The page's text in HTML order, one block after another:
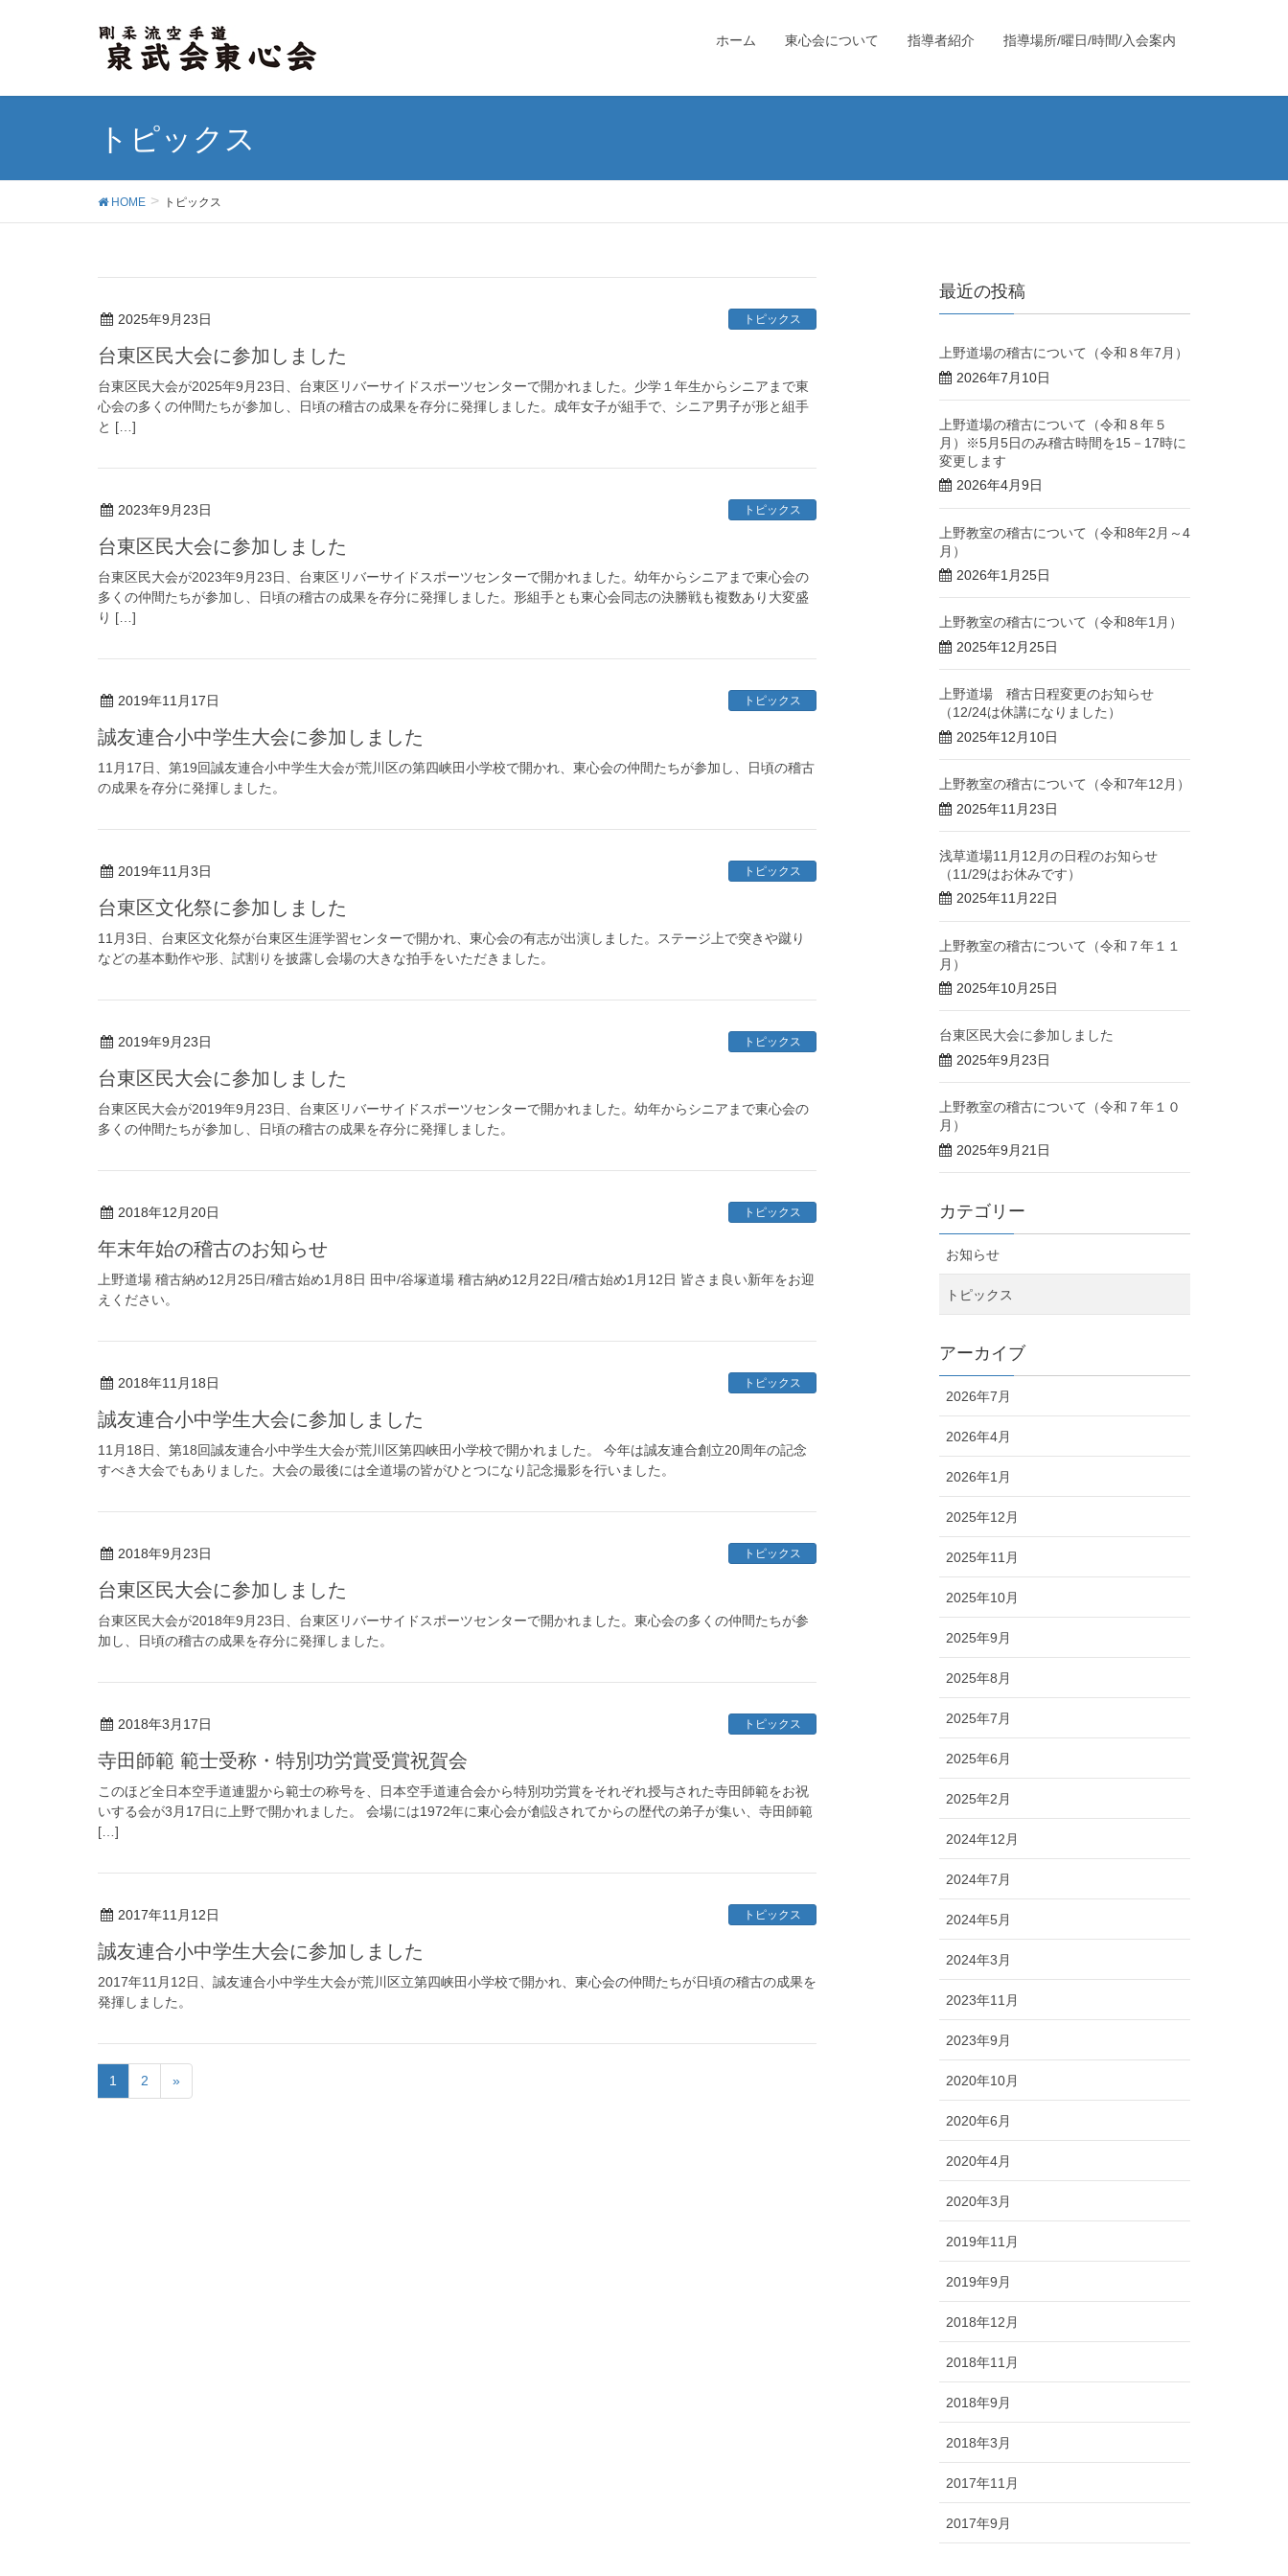
ホーム 東心会について 指導者紹介 指導場所/曜日/時間/入会案内
トピックス
HOME トピックス
2025年9月23日 トピックス
台東区民大会に参加しました
台東区民大会が2025年9月23日、台東区リバーサイドスポーツセンターで開かれました。少学１年生からシニアまで東
心会の多くの仲間たちが参加し、日頃の稽古の成果を存分に発揮しました。成年女子が組手で、シニア男子が形と組手
と […]
2023年9月23日 トピックス
台東区民大会に参加しました
台東区民大会が2023年9月23日、台東区リバーサイドスポーツセンターで開かれました。幼年からシニアまで東心会の
多くの仲間たちが参加し、日頃の稽古の成果を存分に発揮しました。形組手とも東心会同志の決勝戦も複数あり大変盛
り […]
2019年11月17日 トピックス
誠友連合小中学生大会に参加しました
11月17日、第19回誠友連合小中学生大会が荒川区の第四峡田小学校で開かれ、東心会の仲間たちが参加し、日頃の稽古
の成果を存分に発揮しました。
2019年11月3日 トピックス
台東区文化祭に参加しました
11月3日、台東区文化祭が台東区生涯学習センターで開かれ、東心会の有志が出演しました。ステージ上で突きや蹴り
などの基本動作や形、試割りを披露し会場の大きな拍手をいただきました。
2019年9月23日 トピックス
台東区民大会に参加しました
台東区民大会が2019年9月23日、台東区リバーサイドスポーツセンターで開かれました。幼年からシニアまで東心会の
多くの仲間たちが参加し、日頃の稽古の成果を存分に発揮しました。
2018年12月20日 トピックス
年末年始の稽古のお知らせ
上野道場 稽古納め12月25日/稽古始め1月8日 田中/谷塚道場 稽古納め12月22日/稽古始め1月12日 皆さま良い新年をお迎
えください。
2018年11月18日 トピックス
誠友連合小中学生大会に参加しました
11月18日、第18回誠友連合小中学生大会が荒川区第四峡田小学校で開かれました。 今年は誠友連合創立20周年の記念
すべき大会でもありました。大会の最後には全道場の皆がひとつになり記念撮影を行いました。
2018年9月23日 トピックス
台東区民大会に参加しました
台東区民大会が2018年9月23日、台東区リバーサイドスポーツセンターで開かれました。東心会の多くの仲間たちが参
加し、日頃の稽古の成果を存分に発揮しました。
2018年3月17日 トピックス
寺田師範 範士受称・特別功労賞受賞祝賀会
このほど全日本空手道連盟から範士の称号を、日本空手道連合会から特別功労賞をそれぞれ授与された寺田師範をお祝
いする会が3月17日に上野で開かれました。 会場には1972年に東心会が創設されてからの歴代の弟子が集い、寺田師範
[…]
2017年11月12日 トピックス
誠友連合小中学生大会に参加しました
2017年11月12日、誠友連合小中学生大会が荒川区立第四峡田小学校で開かれ、東心会の仲間たちが日頃の稽古の成果を
発揮しました。
1 2 »
最近の投稿
上野道場の稽古について（令和８年7月）
2026年7月10日
上野道場の稽古について（令和８年５
月）※5月5日のみ稽古時間を15－17時に
変更します
2026年4月9日
上野教室の稽古について（令和8年2月～4
月）
2026年1月25日
上野教室の稽古について（令和8年1月）
2025年12月25日
上野道場 稽古日程変更のお知らせ
（12/24は休講になりました）
2025年12月10日
上野教室の稽古について（令和7年12月）
2025年11月23日
浅草道場11月12月の日程のお知らせ
（11/29はお休みです）
2025年11月22日
上野教室の稽古について（令和７年１１
月）
2025年10月25日
台東区民大会に参加しました
2025年9月23日
上野教室の稽古について（令和７年１０
月）
2025年9月21日
カテゴリー
お知らせ
トピックス
アーカイブ
2026年7月
2026年4月
2026年1月
2025年12月
2025年11月
2025年10月
2025年9月
2025年8月
2025年7月
2025年6月
2025年2月
2024年12月
2024年7月
2024年5月
2024年3月
2023年11月
2023年9月
2020年10月
2020年6月
2020年4月
2020年3月
2019年11月
2019年9月
2018年12月
2018年11月
2018年9月
2018年3月
2017年11月
2017年9月